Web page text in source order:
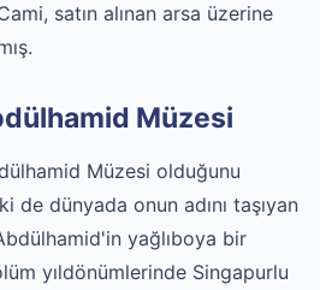
satın alınan arsa üzerine
Müzesi
Müzesi olduğunu
de dünyada onun adını taşıyan
yağlıboya bir
yıldönümlerinde Singapurlu